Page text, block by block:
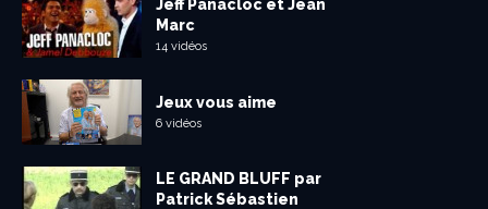
Jeff Panacloc et Jean
Marc
14 vidéos
Jeux vous aime
6 vidéos
LE GRAND BLUFF par
Patrick Sébastien